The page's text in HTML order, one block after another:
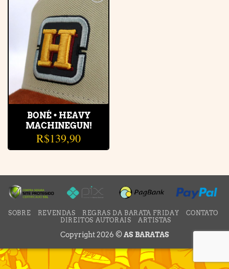
Adicionar
à lista de
desejos
BONÉ • HEAVY
MACHINEGUN!
R$139,90
SOBRE REVENDAS REGRAS DA BARATA FRIDAY
CONTATO
DIREITOS AUTORAIS
ARTISTAS
Copyright 2026 ©AS BARATAS